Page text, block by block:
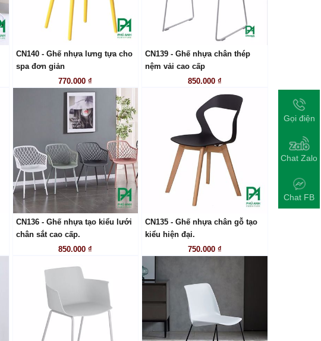
LIÊN HỆ
CN140 - Ghế nhựa lưng tựa cho
spa đơn giản
770.000 ₫
LIÊN HỆ
CN139 - Ghế nhựa chân thép
nệm vải cao cấp
850.000 ₫
LIÊN HỆ
CN136 - Ghế nhựa tạo kiểu lưới
chân sắt cao cấp.
850.000 ₫
LIÊN HỆ
CN135 - Ghế nhựa chân gỗ tạo
kiểu hiện đại.
750.000 ₫
Gọi điện
Chat Zalo
Chat FB